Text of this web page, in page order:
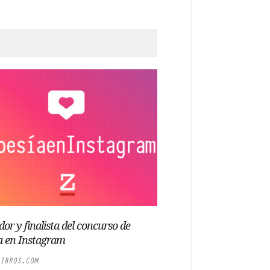
y finalista del concurso de
en Instagram